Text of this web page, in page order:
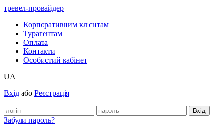
тревел-провайдер
Корпоративним клієнтам
Турагентам
Оплата
Контакти
Особистий кабінет
UA
Вхід або Реєстрація
Забули пароль?